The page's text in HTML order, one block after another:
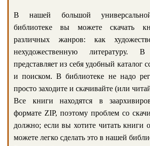
В нашей большой
библиотеке вы можете скачать
различных жанров: как
нехудожественную литературу.
представляет из себя удобный каталог
и поиском. В библиотеке не надо
просто заходите и скачивайте (или
Все книги находятся в
формате ZIP, поэтому проблем со
должно; если вы хотите читать книги
можете легко сделать это в нашей